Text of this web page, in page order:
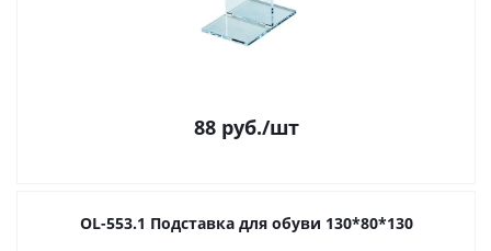
88руб./шт
OL-553.1 Подставка для обуви 130*80*130